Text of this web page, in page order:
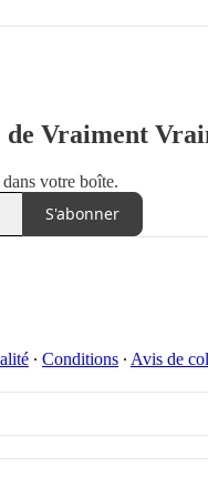
Vraiment
votre boîte.
S'abonner
∙ Conditions ∙ Avis de